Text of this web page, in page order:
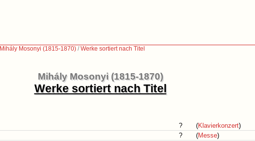
Mihály Mosonyi (1815-1870) /Werke sortiert nach Titel
Mihály Mosonyi (1815-1870)
Werke sortiert nach Titel
? (Klavierkonzert)
? (Messe)